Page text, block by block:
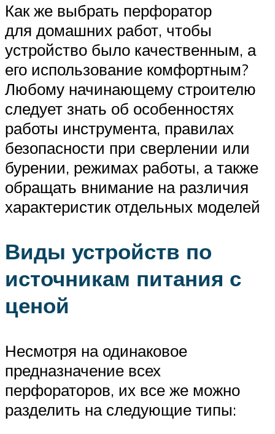
Как же выбрать перфоратор
для домашних работ, чтобы
устройство было качественным, а
его использование комфортным?
Любому начинающему строителю
следует знать об особенностях
работы инструмента, правилах
безопасности при сверлении или
бурении, режимах работы, а также
обращать внимание на различия
характеристик отдельных моделей
Виды устройств по
источникам питания с
ценой
Несмотря на одинаковое
предназначение всех
перфораторов, их все же можно
разделить на следующие типы: